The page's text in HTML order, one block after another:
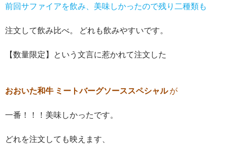
前回サファイアを飲み、美味しかったので残り二種類も
注文して飲み比べ。 どれも飲みやすいです。
【数量限定】という文言に惹かれて注文した
おおいた和牛 ミートバーグソーススペシャルが
一番！！！美味しかったです。
どれを注文しても映えます、